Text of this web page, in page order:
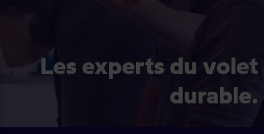
Les experts du volet
durable.